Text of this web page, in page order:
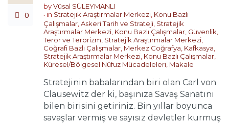
0
byVüsal SÜLEYMANLI
in Stratejik Araştırmalar Merkezi Konu Bazlı
Çalışmalar Askeri Tarih ve Strateji Stratejik
Araştırmalar Merkezi Konu Bazlı Çalışmalar Güvenlik,
Terör ve Terörizm Stratejik Araştırmalar Merkezi
Coğrafi Bazlı Çalışmalar Merkez Coğrafya Kafkasya
Stratejik Araştırmalar Merkezi Konu Bazlı Çalışmalar
Küresel/Bölgesel Nüfuz Mücadeleleri Makale
Stratejinin babalarından biri olan Carl von
Clausewitz der ki, başınıza Savaş Sanatını
bilen birisini getiriniz. Bin yıllar boyunca
savaşlar vermiş ve sayısız devletler kurmuş